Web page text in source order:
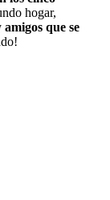
hogar,
amigos que se